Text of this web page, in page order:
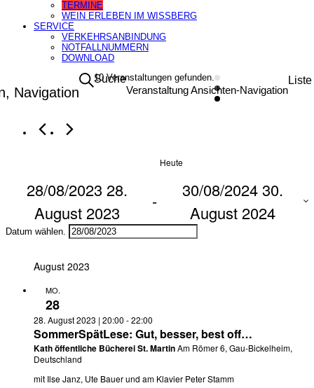
TERMINE
WEIN ERLEBEN IM WISSBERG
SERVICE
VERKEHRSANBINDUNG
NOTFALLNUMMERN
DOWNLOAD
10 Veranstaltungen gefunden.
Veranstaltungen
Navigation
Suche
Veranstaltung Ansichten-Navigation
Liste
Heute
28/08/2023 28.
August 2023
-
30/08/202430.
August 2024
Datum wählen.
August 2023
MO.
28
SommerSpätLese: Gut, besser, best off…
28. August 2023 | 20:00 -22:00
Kath öffentliche Bücherei St. MartinAm Römer 6, Gau-Bickelheim,
Deutschland
mit Ilse Janz, Ute Bauer und am Klavier Peter Stamm